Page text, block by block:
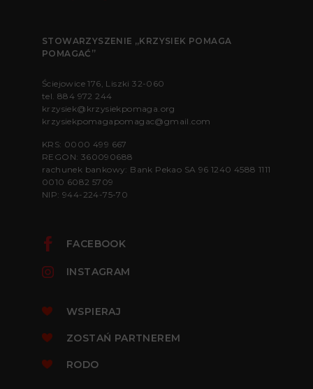
STOWARZYSZENIE „KRZYSIEK POMAGA
POMAGAĆ”
Ściejowice 176, Liszki 32-060
tel. 884 972 244
krzysiek@krzysiekpomaga.org
krzysiekpomagapomagac@gmail.com
KRS: 0000 499 667
REGON: 360090688
rachunek bankowy: Bank Pekao SA 96 1240 4588 1111
0010 6082 5709
NIP: 944-224-75-70
FACEBOOK
INSTAGRAM
WSPIERAJ
ZOSTAŃ PARTNEREM
RODO